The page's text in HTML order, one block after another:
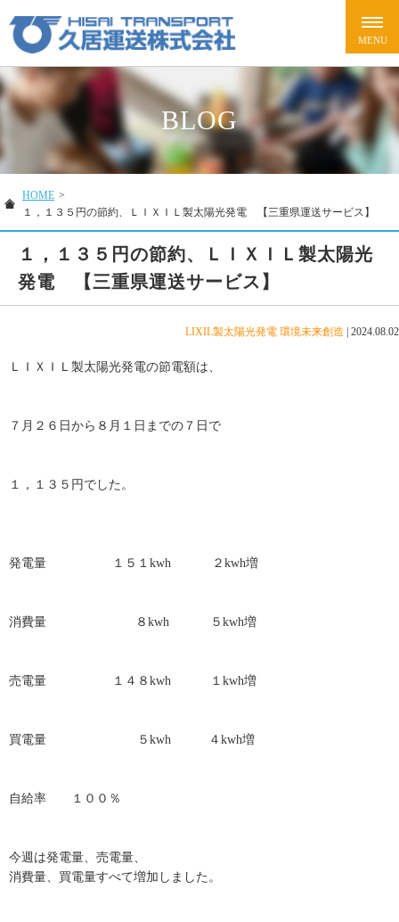
BLOG
HOME >
１，１３５円の節約、ＬＩＸＩＬ製太陽光発電 【三重県運送サービス】
１，１３５円の節約、ＬＩＸＩＬ製太陽光
発電 【三重県運送サービス】
LIXIL製太陽光発電 環境未来創造 2024.08.02
ＬＩＸＩＬ製太陽光発電の節電額は、
７月２６日から８月１日までの７日で
１，１３５円でした。
発電量 １５１kwh ２kwh増
消費量 ８kwh ５kwh増
売電量 １４８kwh １kwh増
買電量 ５kwh ４kwh増
自給率 １００％
今週は発電量、売電量、
消費量、買電量すべて増加しました。